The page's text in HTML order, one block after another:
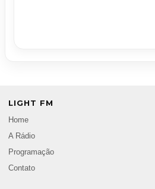
LIGHT FM
Home
A Rádio
Programação
Contato